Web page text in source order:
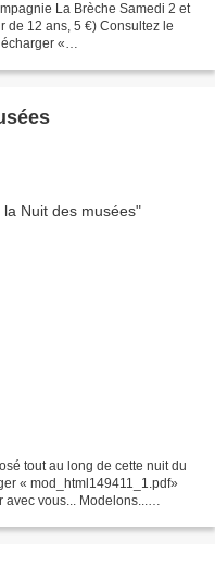
La Brèche Samedi 2 et
de 12 ans, 5 €) Consultez le
«
tout au long de cette nuit du
« mod_html149411_1.pdf»
vous... Modelons...